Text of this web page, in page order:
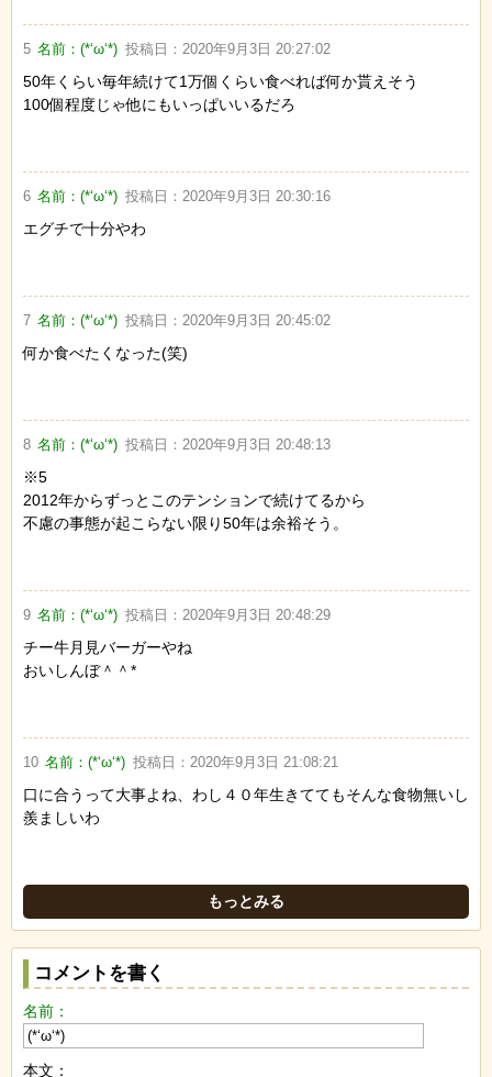
5 名前：(*‘ω‘*) 投稿日： 2020年9月3日 20:27:02
50年くらい毎年続けて1万個くらい食べれば何か貰えそう
100個程度じゃ他にもいっぱいいるだろ
6 名前：(*‘ω‘*) 投稿日： 2020年9月3日 20:30:16
エグチで十分やわ
7 名前：(*‘ω‘*) 投稿日： 2020年9月3日 20:45:02
何か食べたくなった(笑)
8 名前：(*‘ω‘*) 投稿日： 2020年9月3日 20:48:13
※5
2012年からずっとこのテンションで続けてるから
不慮の事態が起こらない限り50年は余裕そう。
9 名前：(*‘ω‘*) 投稿日： 2020年9月3日 20:48:29
チー牛月見バーガーやね
おいしんぼ＾＾*
10 名前：(*‘ω‘*) 投稿日： 2020年9月3日 21:08:21
口に合うって大事よね、わし４０年生きててもそんな食物無いし
羨ましいわ
もっとみる
コメントを書く
名前：
本文：